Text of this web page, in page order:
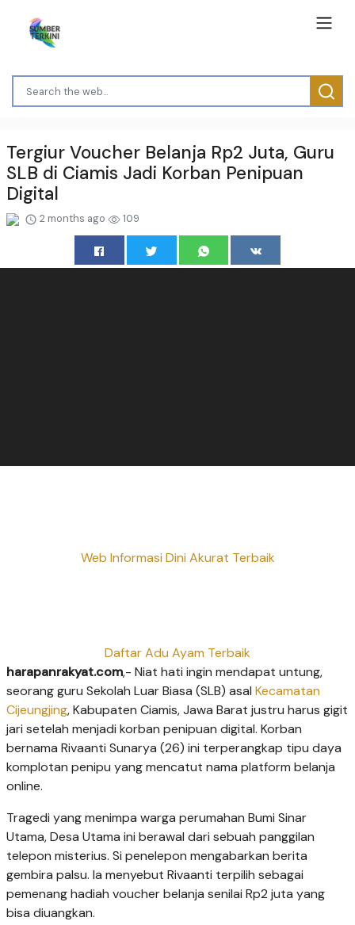
Tergiur Voucher Belanja Rp2 Juta, Guru
SLB di Ciamis Jadi Korban Penipuan
Digital
2 months ago 109
Web Informasi Dini Akurat Terbaik
Daftar Adu Ayam Terbaik
harapanrakyat.com,- Niat hati ingin mendapat untung,
seorang guru Sekolah Luar Biasa (SLB) asal Kecamatan
Cijeungjing, Kabupaten Ciamis, Jawa Barat justru harus gigit
jari setelah menjadi korban penipuan digital. Korban
bernama Rivaanti Sunarya (26) ini terperangkap tipu daya
komplotan penipu yang mencatut nama platform belanja
online.
Tragedi yang menimpa warga perumahan Bumi Sinar
Utama, Desa Utama ini berawal dari sebuah panggilan
telepon misterius. Si penelepon mengabarkan berita
gembira palsu. Ia menyebut Rivaanti terpilih sebagai
pemenang hadiah voucher belanja senilai Rp2 juta yang
bisa diuangkan.